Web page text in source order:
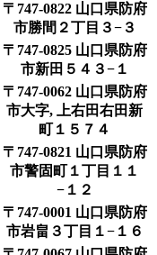
〒747-0822 山口県防府
市勝間２丁目３−３
〒747-0825 山口県防府
市新田５４３−１
〒747-0062 山口県防府
市大字, 上右田右田新
町１５７４
〒747-0821 山口県防府
市警固町１丁目１１
−１２
〒747-0001 山口県防府
市岩畠３丁目１−１６